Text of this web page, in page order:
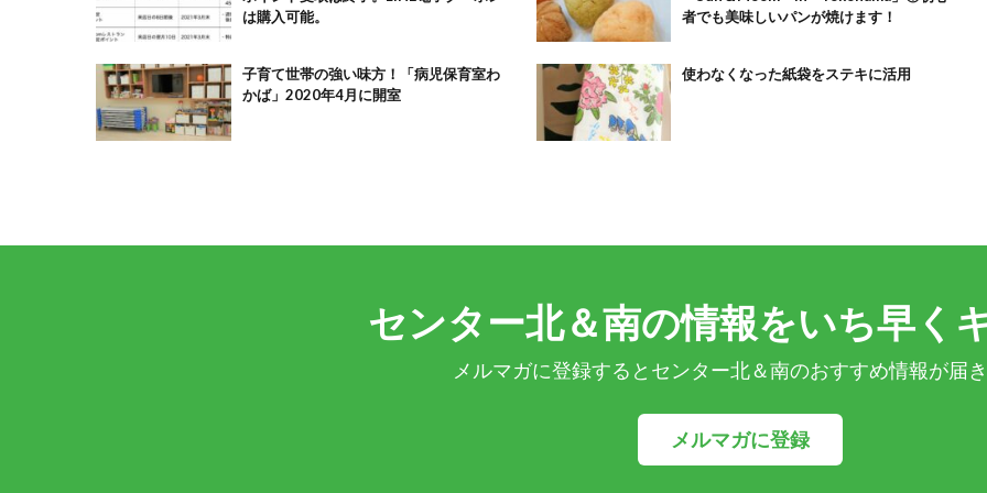
は購入可能。
者でも美味しいパンが焼けます！
子育て世帯の強い味方！「病児保育室わ
かば」2020年4月に開室
使わなくなった紙袋をステキに活用
センター北＆南の情報をいち早く
メルマガに登録するとセンター北＆南のおすすめ情報が届
メルマガに登録